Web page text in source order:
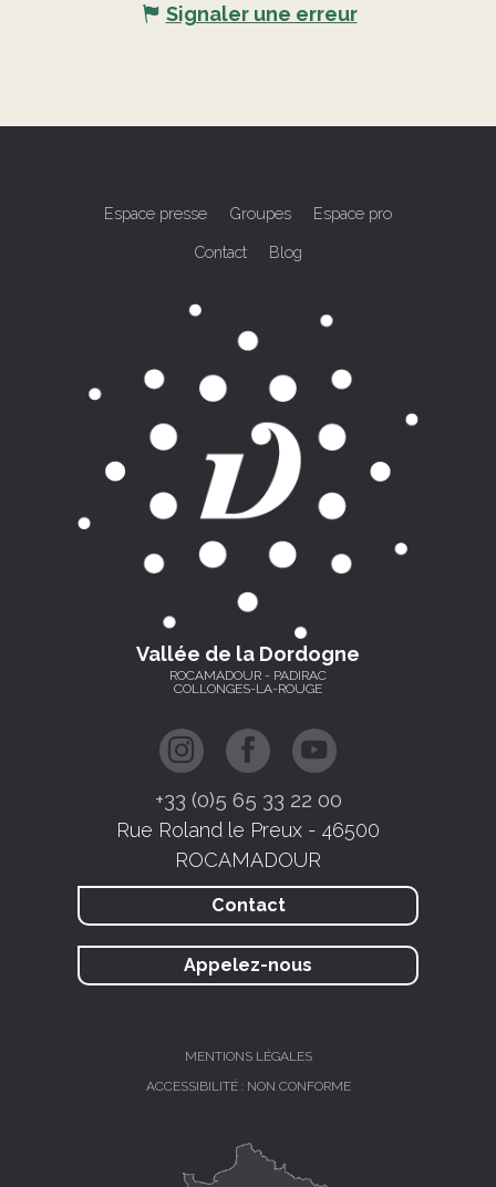
Signaler une erreur
Espace presse Groupes Espace pro
Contact Blog
Vallée de la Dordogne
ROCAMADOUR - PADIRAC
COLLONGES-LA-ROUGE
+33 (0)5 65 33 22 00
Rue Roland le Preux - 46500
ROCAMADOUR
Contact
Appelez-nous
MENTIONS LÉGALES
ACCESSIBILITÉ : NON CONFORME